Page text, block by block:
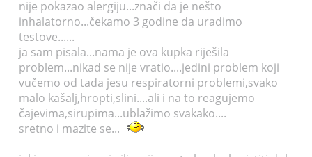
nije pokazao alergiju...znači da je nešto
inhalatorno...čekamo 3 godine da uradimo
testove......
ja sam pisala...nama je ova kupka riješila
problem...nikad se nije vratio....jedini problem koji
vučemo od tada jesu respiratorni problemi,svako
malo kašalj,hropti,slini....ali i na to reagujemo
čajevima,sirupima...ublažimo svakako....
sretno i mazite se...